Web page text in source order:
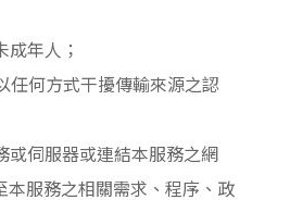
年人；
任何方式干擾傳輸來源之認
或伺服器或連結本服務之網
本服務之相關需求、程序、政